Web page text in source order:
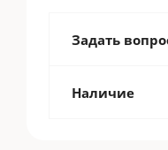
Задать
Наличие